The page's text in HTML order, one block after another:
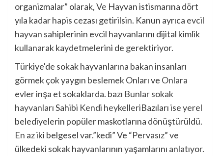
organizmalar” olarak,Ve Hayvan istismarına dört
yıla kadar hapis cezası getirilsin. Kanun ayrıca evcil
hayvan sahiplerinin evcil hayvanlarını dijital kimlik
kullanarak kaydetmelerini de gerektiriyor.
Türkiye'de sokak hayvanlarına bakan insanları
görmek çok yaygın beslemekOnları ve Onlara
evler inşa et sokaklarda. bazı Bunlar sokak
hayvanlarıSahibi Kendi heykelleriBazıları ise yerel
belediyelerin popüler maskotlarına dönüştürüldü.
En az iki belgesel var.”kedi” Ve “Pervasız” ve
ülkedeki sokak hayvanlarının yaşamlarını anlatıyor.